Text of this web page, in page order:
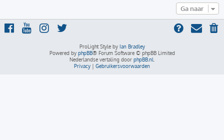
Ga naar
ProLight Style by Ian Bradley
Powered by phpBB® Forum Software © phpBB Limited
Nederlandse vertaling door phpBB.nl
Privacy | Gebruikersvoorwaarden